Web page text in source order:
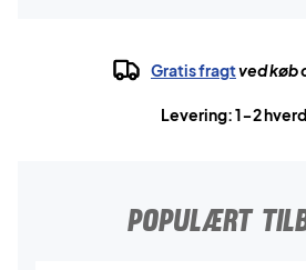
Gratis fragtved køb
Levering: 1-2
POPULÆRT